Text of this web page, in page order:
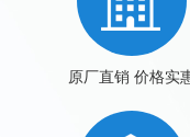
原厂直销 价格实